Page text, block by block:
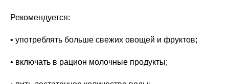
Рекомендуется:
• употреблять больше свежих овощей и фруктов;
• включать в рацион молочные продукты;